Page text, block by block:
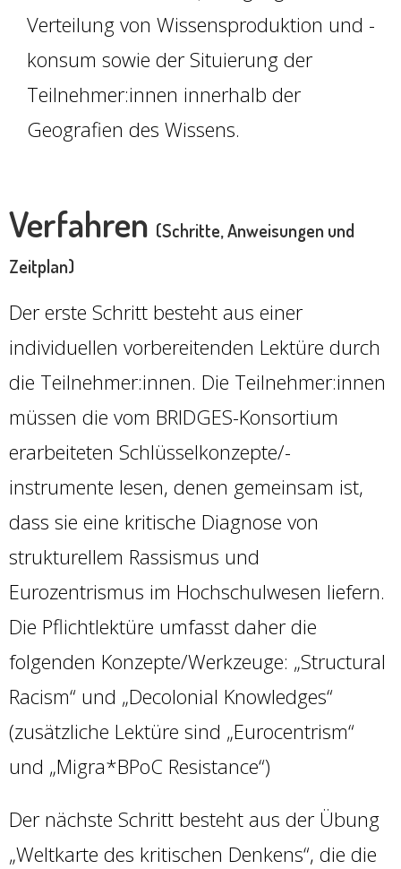
Verteilung von Wissensproduktion und -
konsum sowie der Situierung der
Teilnehmer:innen innerhalb der
Geografien des Wissens.
Verfahren (Schritte, Anweisungen und
Zeitplan)
Der erste Schritt besteht aus einer
individuellen vorbereitenden Lektüre durch
die Teilnehmer:innen. Die Teilnehmer:innen
müssen die vom BRIDGES-Konsortium
erarbeiteten Schlüsselkonzepte/-
instrumente lesen, denen gemeinsam ist,
dass sie eine kritische Diagnose von
strukturellem Rassismus und
Eurozentrismus im Hochschulwesen liefern.
Die Pflichtlektüre umfasst daher die
folgenden Konzepte/Werkzeuge: „Structural
Racism“ und „Decolonial Knowledges“
(zusätzliche Lektüre sind „Eurocentrism“
und „Migra*BPoC Resistance“)
Der nächste Schritt besteht aus der Übung
„Weltkarte des kritischen Denkens“, die die